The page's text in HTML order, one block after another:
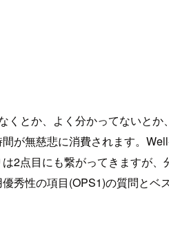
とか、よく分かってないと
が無慈悲に消費されます。
2点目にも繋がってきますが
秀性の項目(OPS1)の質問とベ